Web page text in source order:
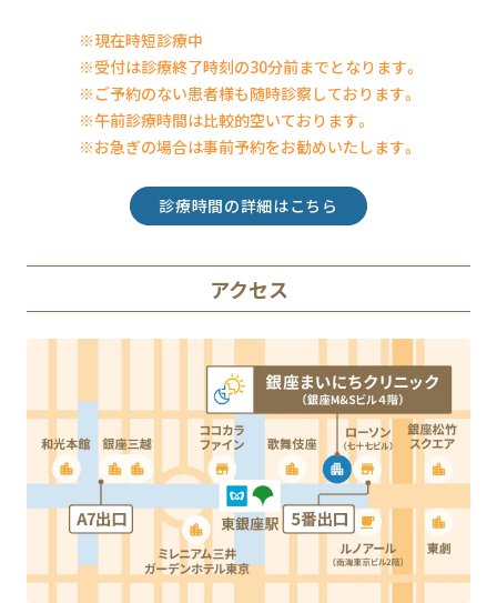
※現在時短診療中
※受付は診療終了時刻の30分前までとなります。
※ご予約のない患者様も随時診察しております。
※午前診療時間は比較的空いております。
※お急ぎの場合は事前予約をお勧めいたします。
アクセス
診療時間の詳細はこちら